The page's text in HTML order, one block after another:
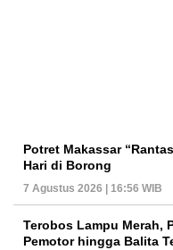
Potret Makassar
Hari di Borong
7 Agustus 2026 | 16:56 WIB
Terobos Lampu Merah,
Pemotor hingga Balita